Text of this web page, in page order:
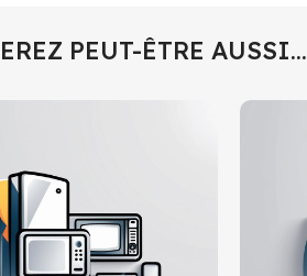
PEUT-ÊTRE AUSSI…